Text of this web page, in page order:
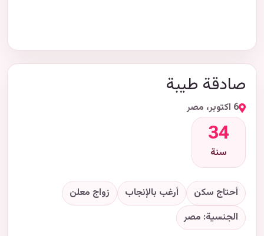
صادقة طيبة
6 اكتوبر، مصر
34
سنة
أحتاج سكن أرغب بالإنجاب
زواج معلن
الجنسية: مصر